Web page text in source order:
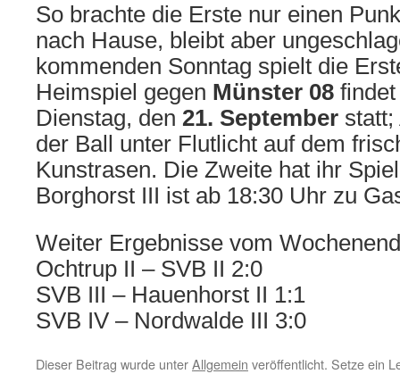
So brachte die Erste nur einen
nach Hause, bleibt aber
kommenden Sonntag spielt die
Heimspiel gegen Münster 08
Dienstag, den 21. September
der Ball unter Flutlicht auf dem
Kunstrasen. Die Zweite hat ihr
Borghorst III ist ab 18:30 Uhr zu
Weiter Ergebnisse vom
Ochtrup II – SVB II 2:0
SVB III – Hauenhorst II 1:1
SVB IV – Nordwalde III 3:0
Dieser Beitrag wurde unterAllgemein veröffentlicht. Setze ein